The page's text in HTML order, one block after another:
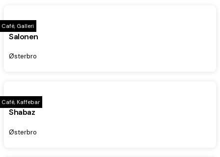
Café, Galleri
Salonen
Østerbro
Café, Kaffebar
Shabaz
Østerbro